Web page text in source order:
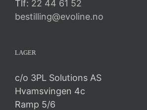
Tlf: 22 44 61 52
bestilling@evoline.no
LAGER
c/o 3PL Solutions AS
Hvamsvingen 4c
Ramp 5/6